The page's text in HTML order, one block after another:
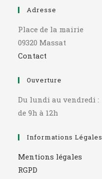
Adresse
Place de la mairie
09320 Massat
Contact
Ouverture
Du lundi au vendredi :
de 9h à 12h
Informations Légales
Mentions légales
RGPD